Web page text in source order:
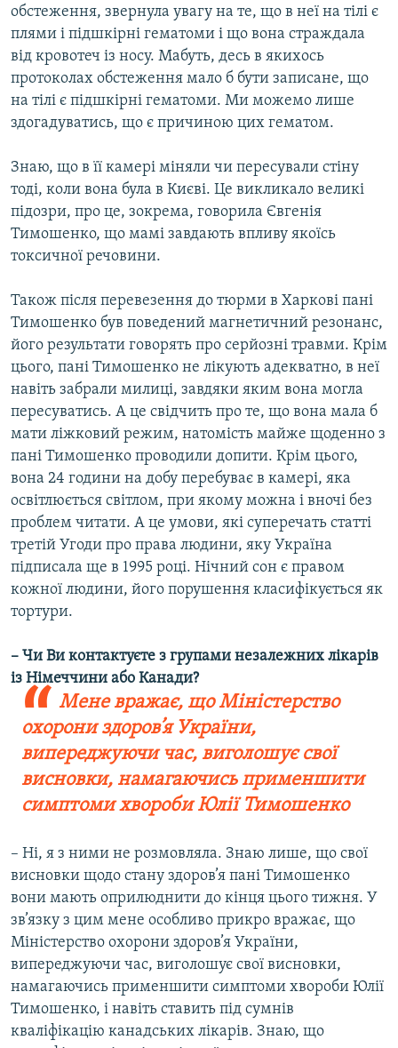
обстеження, звернула увагу на те, що в неї на тілі є
плями і підшкірні гематоми і що вона страждала
від кровотеч із носу. Мабуть, десь в якихось
протоколах обстеження мало б бути записане, що
на тілі є підшкірні гематоми. Ми можемо лише
здогадуватись, що є причиною цих гематом.
Знаю, що в її камері міняли чи пересували стіну
тоді, коли вона була в Києві. Це викликало великі
підозри, про це, зокрема, говорила Євгенія
Тимошенко, що мамі завдають впливу якоїсь
токсичної речовини.
Також після перевезення до тюрми в Харкові пані
Тимошенко був поведений магнетичний резонанс,
його результати говорять про серйозні травми. Крім
цього, пані Тимошенко не лікують адекватно, в неї
навіть забрали милиці, завдяки яким вона могла
пересуватись. А це свідчить про те, що вона мала б
мати ліжковий режим, натомість майже щоденно з
пані Тимошенко проводили допити. Крім цього,
вона 24 години на добу перебуває в камері, яка
освітлюється світлом, при якому можна і вночі без
проблем читати. А це умови, які суперечать статті
третій Угоди про права людини, яку Україна
підписала ще в 1995 році. Нічний сон є правом
кожної людини, його порушення класифікується як
тортури.
– Чи Ви контактуєте з групами незалежних лікарів
із Німеччини або Канади?
Мене вражає, що Міністерство
охорони здоров’я України,
випереджуючи час, виголошує свої
висновки, намагаючись применшити
симптоми хвороби Юлії Тимошенко
– Ні, я з ними не розмовляла. Знаю лише, що свої
висновки щодо стану здоров’я пані Тимошенко
вони мають оприлюднити до кінця цього тижня. У
зв’язку з цим мене особливо прикро вражає, що
Міністерство охорони здоров’я України,
випереджуючи час, виголошує свої висновки,
намагаючись применшити симптоми хвороби Юлії
Тимошенко, і навіть ставить під сумнів
кваліфікацію канадських лікарів. Знаю, що